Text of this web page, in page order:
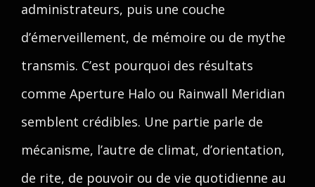
administrateurs, puis une couche
d’émerveillement, de mémoire ou de mythe
transmis. C’est pourquoi des résultats
comme Aperture Halo ou Rainwall Meridian
semblent crédibles. Une partie parle de
mécanisme, l’autre de climat, d’orientation,
de rite, de pouvoir ou de vie quotidienne au